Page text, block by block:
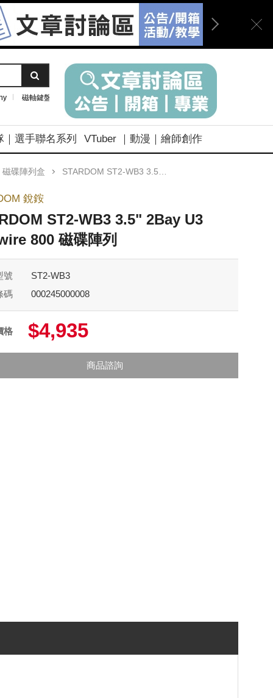
磁軸鍵盤
｜選手聯名系列 VTuber ｜動漫｜繪師創作
碟陣列盒 STARDOM ST2-WB3 3.5" 2Bay U3 Firewire 800 磁碟陣列
銳銨
ST2-WB3 3.5" 2Bay U3
800 磁碟陣列
號
ST2-WB3
碼
000245000008
格 $4,935
商品諮詢